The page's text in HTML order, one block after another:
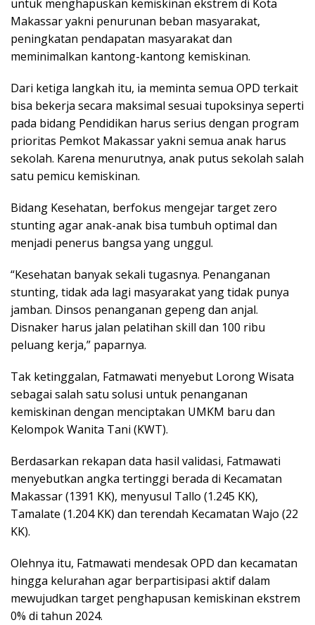
untuk menghapuskan kemiskinan ekstrem di Kota
Makassar yakni penurunan beban masyarakat,
peningkatan pendapatan masyarakat dan
meminimalkan kantong-kantong kemiskinan.
Dari ketiga langkah itu, ia meminta semua OPD terkait
bisa bekerja secara maksimal sesuai tupoksinya seperti
pada bidang Pendidikan harus serius dengan program
prioritas Pemkot Makassar yakni semua anak harus
sekolah. Karena menurutnya, anak putus sekolah salah
satu pemicu kemiskinan.
Bidang Kesehatan, berfokus mengejar target zero
stunting agar anak-anak bisa tumbuh optimal dan
menjadi penerus bangsa yang unggul.
“Kesehatan banyak sekali tugasnya. Penanganan
stunting, tidak ada lagi masyarakat yang tidak punya
jamban. Dinsos penanganan gepeng dan anjal.
Disnaker harus jalan pelatihan skill dan 100 ribu
peluang kerja,” paparnya.
Tak ketinggalan, Fatmawati menyebut Lorong Wisata
sebagai salah satu solusi untuk penanganan
kemiskinan dengan menciptakan UMKM baru dan
Kelompok Wanita Tani (KWT).
Berdasarkan rekapan data hasil validasi, Fatmawati
menyebutkan angka tertinggi berada di Kecamatan
Makassar (1391 KK), menyusul Tallo (1.245 KK),
Tamalate (1.204 KK) dan terendah Kecamatan Wajo (22
KK).
Olehnya itu, Fatmawati mendesak OPD dan kecamatan
hingga kelurahan agar berpartisipasi aktif dalam
mewujudkan target penghapusan kemiskinan ekstrem
0% di tahun 2024.